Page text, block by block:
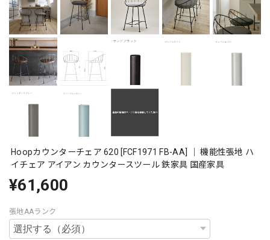
Hoopカウンターチェア 620 [FCF1971 FB-AA] ｜ 機能性張地 ハ
イチェア アイアン カウンタースツール 鉄家具 国産家具
¥61,600
張地AAランク